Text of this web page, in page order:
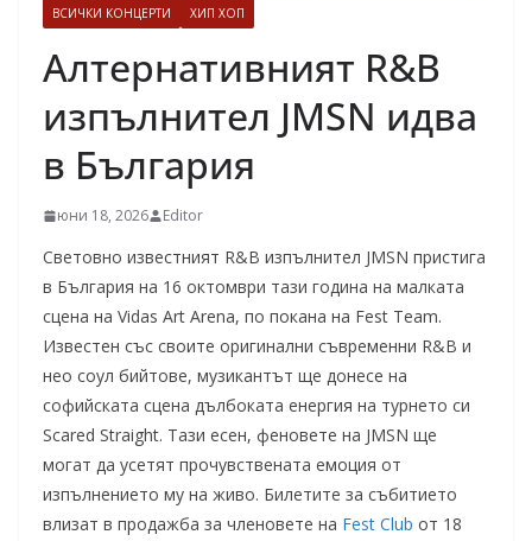
ВСИЧКИ КОНЦЕРТИ ХИП ХОП
Алтернативният R&B
изпълнител JMSN идва
в България
юни 18, 2026 Editor
Световно известният R&B изпълнител JMSN пристига
в България на 16 октомври тази година на малката
сцена на Vidas Art Arena, по покана на Fest Team.
Известен със своите оригинални съвременни R&B и
нео соул бийтове, музикантът ще донесе на
софийската сцена дълбоката енергия на турнето си
Scared Straight. Тази есен, феновете на JMSN ще
могат да усетят прочувствената емоция от
изпълнението му на живо. Билетите за събитието
влизат в продажба за членовете на Fest Club от 18